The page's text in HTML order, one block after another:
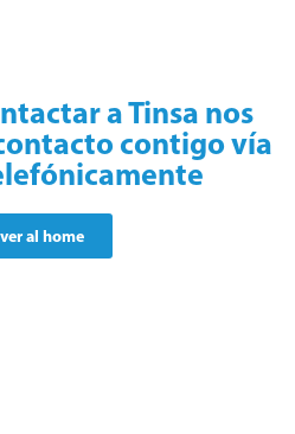
a Tinsa nos
contigo vía
al home